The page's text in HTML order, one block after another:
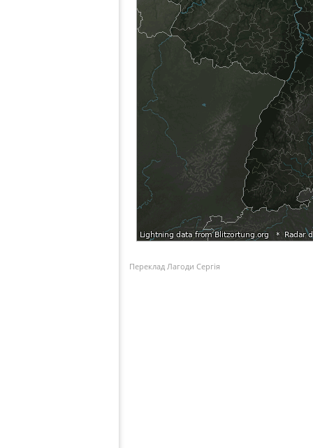
Переклад Лагоди Сергія